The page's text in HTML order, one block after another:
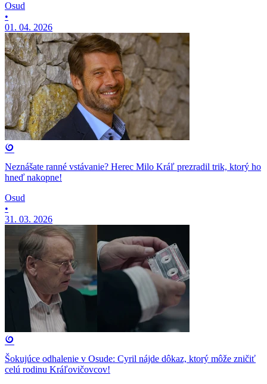
Osud
•
01. 04. 2026
Neznášate ranné vstávanie? Herec Milo Kráľ prezradil trik, ktorý ho
hneď nakopne!
Osud
•
31. 03. 2026
Šokujúce odhalenie v Osude: Cyril nájde dôkaz, ktorý môže zničiť
celú rodinu Kráľovičovcov!